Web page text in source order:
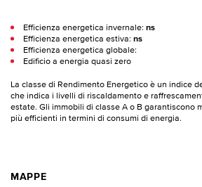
Efficienza energetica invernale: ns
Efficienza energetica estiva: ns
Efficienza energetica globale:
Edificio a energia quasi zero
La classe di Rendimento Energetico è un indice
che indica i livelli di riscaldamento e
estate. Gli immobili di classe A o B garantiscono
più efficienti in termini di consumi di energia.
MAPPE